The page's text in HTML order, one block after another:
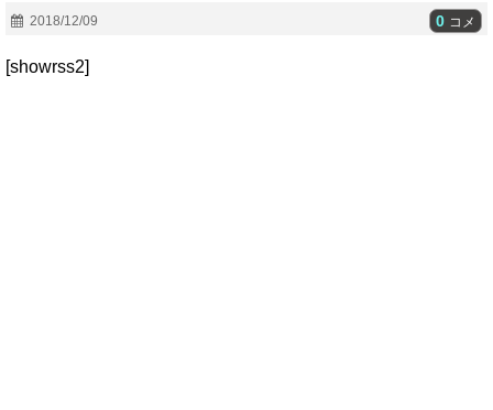
2018/12/09 0 コメ
[showrss2]